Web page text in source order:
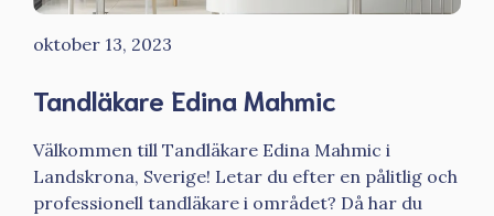
oktober 13, 2023
Tandläkare Edina Mahmic
Välkommen till Tandläkare Edina Mahmic i
Landskrona, Sverige! Letar du efter en pålitlig och
professionell tandläkare i området? Då har du